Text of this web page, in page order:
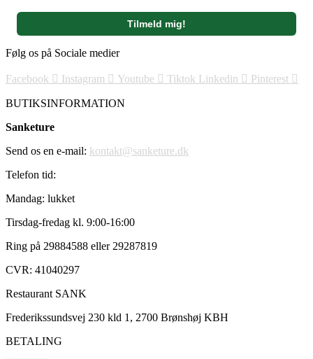
Følg os på Sociale medier
Facebook Instagram Youtube Tiktok Linkedin Pinterest
BUTIKSINFORMATION
Sanketure
Send os en e-mail: kontakt@sanketure.dk
Telefon tid:
Mandag: lukket
Tirsdag-fredag kl. 9:00-16:00
Ring på 29884588 eller 29287819
CVR: 41040297
Restaurant SANK
Frederikssundsvej 230 kld 1, 2700 Brønshøj KBH
BETALING